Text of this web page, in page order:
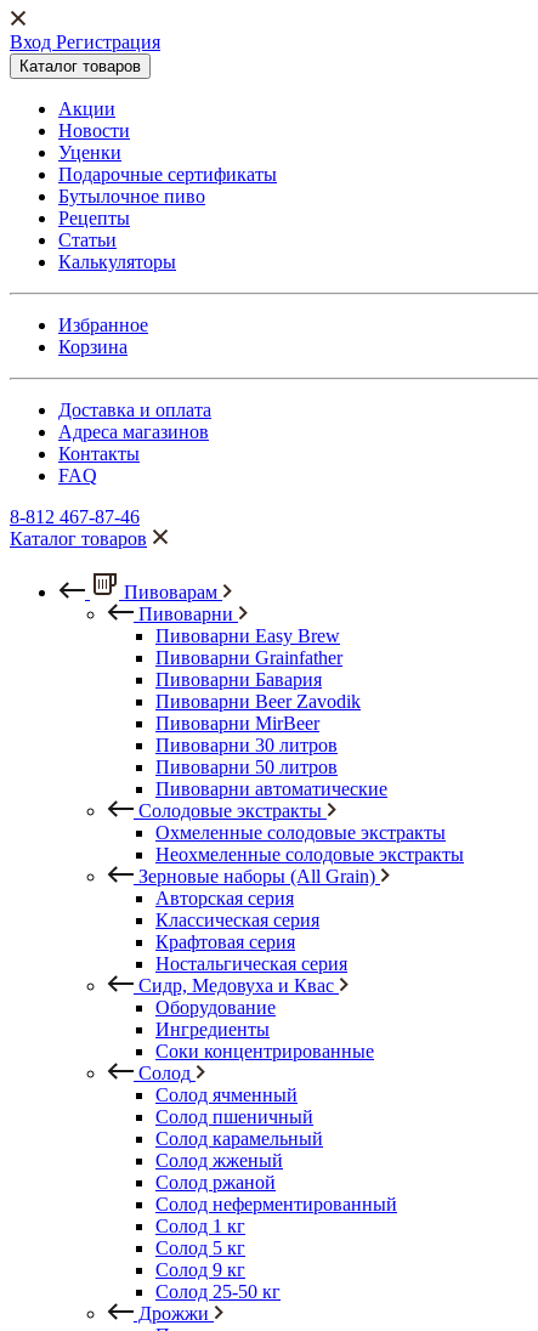
Вход Регистрация
Каталог товаров
Акции
Новости
Уценки
Подарочные сертификаты
Бутылочное пиво
Рецепты
Статьи
Калькуляторы
Избранное
Корзина
Доставка и оплата
Адреса магазинов
Контакты
FAQ
8-812 467-87-46
Каталог товаров
Пивоварам
Пивоварни
Пивоварни Easy Brew
Пивоварни Grainfather
Пивоварни Бавария
Пивоварни Beer Zavodik
Пивоварни MirBeer
Пивоварни 30 литров
Пивоварни 50 литров
Пивоварни автоматические
Солодовые экстракты
Охмеленные солодовые экстракты
Неохмеленные солодовые экстракты
Зерновые наборы (All Grain)
Авторская серия
Классическая серия
Крафтовая серия
Ностальгическая серия
Сидр, Медовуха и Квас
Оборудование
Ингредиенты
Соки концентрированные
Солод
Солод ячменный
Солод пшеничный
Солод карамельный
Солод жженый
Солод ржаной
Солод неферментированный
Солод 1 кг
Солод 5 кг
Солод 9 кг
Солод 25-50 кг
Дрожжи